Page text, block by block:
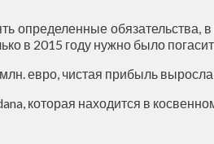
определенные
в 2015 году нужно было
евро, чистая прибыль
которая находится в